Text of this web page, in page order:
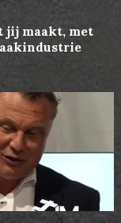
jij maakt, met